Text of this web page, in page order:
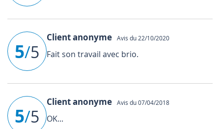
5/5
Client anonyme Avis du 22/10/2020
Fait son travail avec brio.
5/5
Client anonyme Avis du 07/04/2018
OK...